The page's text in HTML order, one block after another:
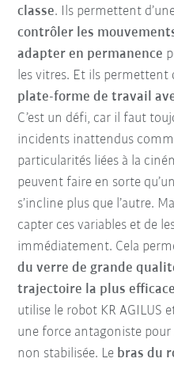
classe. Ils permettent
contrôler les
adapter en permanence
les vitres. Et ils permettent
plate-forme de travail
C’est un défi, car il faut
incidents inattendus
particularités liées à la
peuvent faire en sorte
s’incline plus que l’autre.
capter ces variables et de
immédiatement. Cela
du verre de grande
trajectoire la plus efficace
utilise le robot KR AGILUS
une force antagoniste
non stabilisée. Le bras du